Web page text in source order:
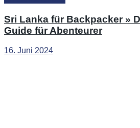
Sri Lanka für Backpacker »
Guide für Abenteurer
16. Juni 2024